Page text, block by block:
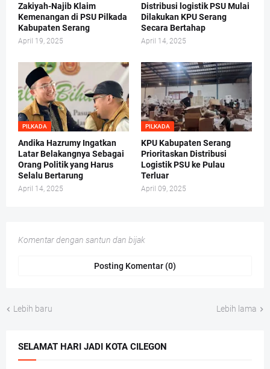
Zakiyah-Najib Klaim
Kemenangan di PSU Pilkada
Kabupaten Serang
April 19, 2025
Distribusi logistik PSU Mulai
Dilakukan KPU Serang
Secara Bertahap
April 14, 2025
PILKADA
Andika Hazrumy Ingatkan
Latar Belakangnya Sebagai
Orang Politik yang Harus
Selalu Bertarung
April 14, 2025
PILKADA
KPU Kabupaten Serang
Prioritaskan Distribusi
Logistik PSU ke Pulau
Terluar
April 09, 2025
Komentar dengan santun dan bijak
Posting Komentar (0)
Lebih baru Lebih lama
SELAMAT HARI JADI KOTA CILEGON